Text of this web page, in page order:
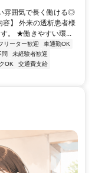
雰囲気で長く働ける◎
容】 外来の透析患者様
。 ★働きやすい環...
リーター歓迎
車通勤OK
問
未経験者歓迎
OK
交通費支給